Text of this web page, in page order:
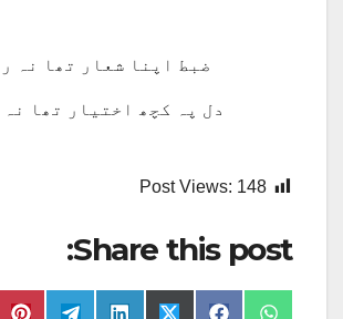
ضبط اپنا شعار تھا نہ
دل پہ کچھ اختیار تھا نہ
Post Views: 148
Share this post: